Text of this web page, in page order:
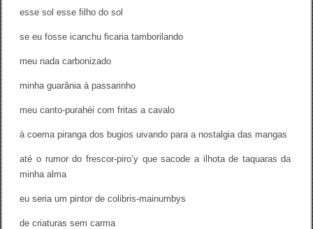
esse sol esse filho do sol
se eu fosse icanchu ficaria tamborilando
meu nada carbonizado
minha guarânia à passarinho
meu canto-purahéi com fritas a cavalo
à coema piranga dos bugios uivando para a nostalgia das mangas
até o rumor do frescor-piro’y que sacode a ilhota de taquaras da
minha alma
eu seria um pintor de colibris-mainumbys
de criaturas sem carma